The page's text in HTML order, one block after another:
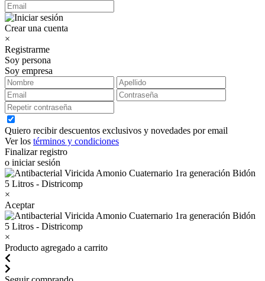
Crear una cuenta
×
Registrarme
Soy persona
Soy empresa
Quiero recibir descuentos exclusivos y novedades por email
Ver los términos y condiciones
Finalizar registro
o iniciar sesión
×
Aceptar
×
Producto agregado a carrito